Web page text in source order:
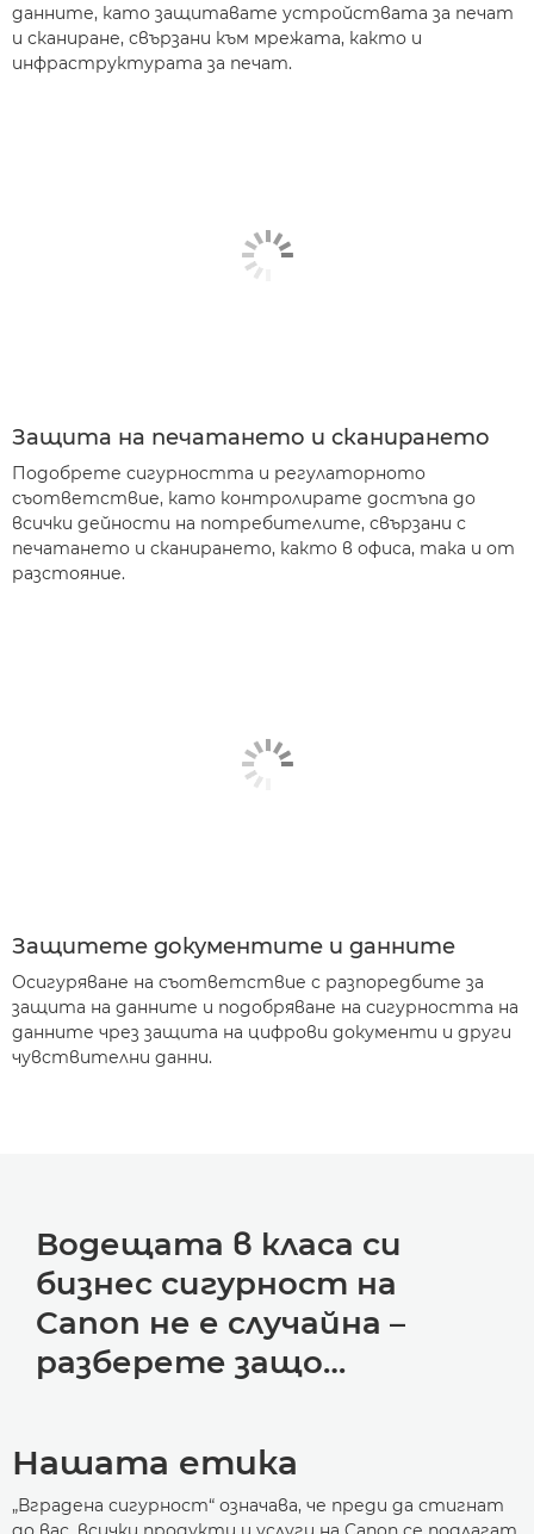
данните, като защитавате устройствата за печат
и сканиране, свързани към мрежата, както и
инфраструктурата за печат.
Защита на печатането и сканирането
Подобрете сигурността и регулаторното
съответствие, като контролирате достъпа до
всички дейности на потребителите, свързани с
печатането и сканирането, както в офиса, така и от
разстояние.
Защитете документите и данните
Осигуряване на съответствие с разпоредбите за
защита на данните и подобряване на сигурността на
данните чрез защита на цифрови документи и други
чувствителни данни.
Водещата в класа си
бизнес сигурност на
Canon не е случайна –
разберете защо…
Нашата етика
„Вградена сигурност“ означава, че преди да стигнат